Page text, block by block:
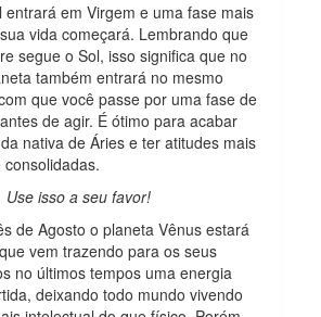
entrará em Virgem e uma fase mais
vida começará. Lembrando que
segue o Sol, isso significa que no
também entrará no mesmo
que você passe por uma fase de
de agir. É ótimo para acabar
nativa de Áries e ter atitudes mais
Use isso a seu favor!
de Agosto o planeta Vênus estará
vem trazendo para os seus
no últimos tempos uma energia
deixando todo mundo vivendo